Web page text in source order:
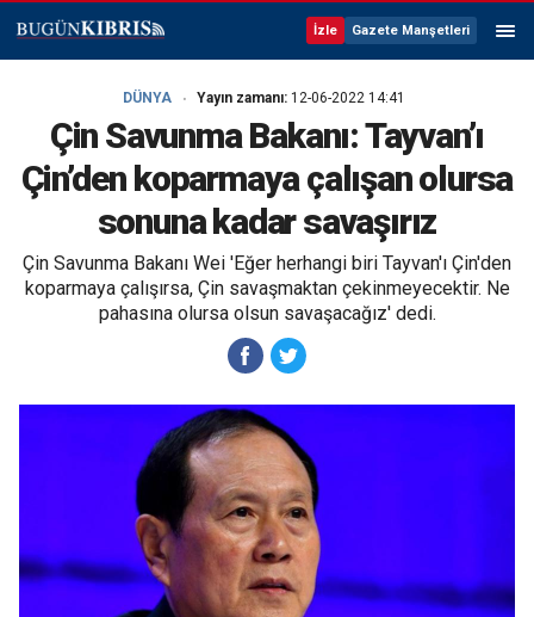
İzle Gazete Manşetleri
DÜNYA Yayın zamanı: 12-06-2022 14:41
Çin Savunma Bakanı: Tayvan’ı
Çin’den koparmaya çalışan olursa
sonuna kadar savaşırız
Çin Savunma Bakanı Wei 'Eğer herhangi biri Tayvan'ı Çin'den
koparmaya çalışırsa, Çin savaşmaktan çekinmeyecektir. Ne
pahasına olursa olsun savaşacağız' dedi.